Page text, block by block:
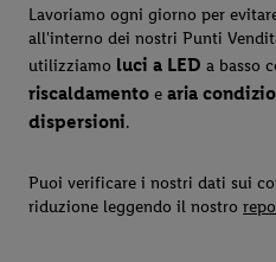
Lavoriamo ogni giorno per
all'interno dei nostri Punti
utilizziamo luci a LED a basso
riscaldamento e aria
dispersioni.
Puoi verificare i nostri dati sui
riduzione leggendo il nostro